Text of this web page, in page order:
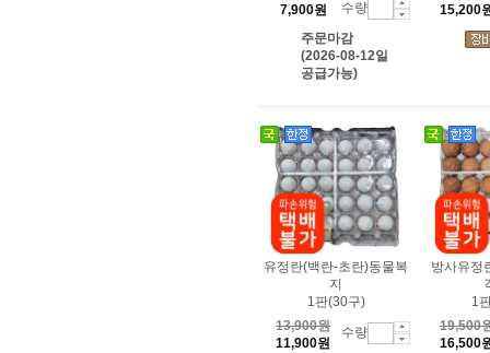
7,900원
수량
주문마감
(2026-08-12일
공급가능)
15,200
유정란(백란-초란)동물복
지
1판(30구)
13,900원
11,900원
수량
방사유정
1
19,500
16,500